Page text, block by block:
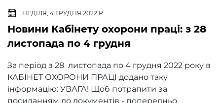
НЕДІЛЯ, 4 ГРУДНЯ 2022 Р.
Новини Кабінету охорони праці: з 28
листопада по 4 грудня
За період з 28 листопада по 4 грудня 2022 року в
КАБІНЕТ ОХОРОНИ ПРАЦІ додано таку
інформацію: УВАГА! Щоб потрапити за
посиланням до документів - попередньо